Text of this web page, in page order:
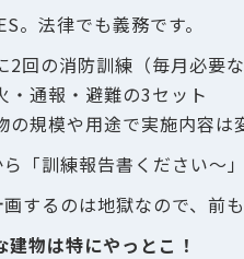
。法律でも義務です。
2回の消防訓練（毎月必要な
・通報・避難の3セット
の規模や用途で実施内容は
「訓練報告書ください〜
するのは地獄なので、前
物は特にやっとこ！